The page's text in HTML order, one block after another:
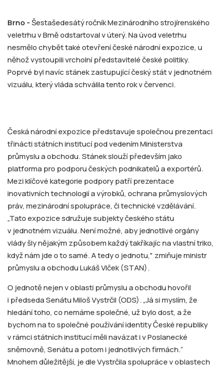
Brno -Šestašedesátý ročník Mezinárodního strojírenského
veletrhu v Brně odstartoval v úterý. Na úvod veletrhu
nesmělo chybět také otevření české národní expozice, u
něhož vystoupili vrcholní představitelé české politiky.
Poprvé byl navíc stánek zastupující český stát v jednotném
vizuálu, který vláda schválila tento rok v červenci.
Česká národní expozice představuje společnou prezentaci
třinácti státních institucí pod vedením Ministerstva
průmyslu a obchodu. Stánek slouží především jako
platforma pro podporu českých podnikatelů a exportérů.
Mezi klíčové kategorie podpory patří prezentace
inovativních technologií a výrobků, ochrana průmyslových
práv, mezinárodní spolupráce, či technické vzdělávání.
„Tato expozice sdružuje subjekty českého státu
v jednotném vizuálu. Není možné, aby jednotlivé orgány
vlády šly nějakým způsobem každý takříkajíc na vlastní triko,
když nám jde o to samé. A tedy o jednotu," zmiňuje ministr
průmyslu a obchodu Lukáš Vlček (STAN).
O jednotě nejen v oblasti průmyslu a obchodu hovořil
i předseda Senátu Miloš Vystrčil (ODS). „Já si myslím, že
hledání toho, co nemáme společné, už bylo dost, a že
bychom na to společné používání identity České republiky
v rámci státních institucí měli navázat i v Poslanecké
sněmovně, Senátu a potom i jednotlivých firmách.“
Mnohem důležitější, je dle Vystrčila spolupráce v oblastech